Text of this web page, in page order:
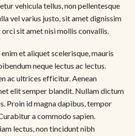
vehicula tellus, non pellentesque
vel varius justo, sit amet dignissim
sit amet nisi mollis convallis.
et aliquet scelerisque, mauris
neque lectus ac lectus.
ac ultrices efficitur. Aenean
elit semper blandit. Nullam dictum
Proin id magna dapibus, tempor
a commodo sapien.
lectus, non tincidunt nibh